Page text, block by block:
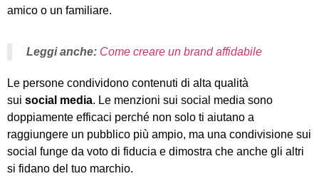
amico o un familiare.
Leggi anche: Come creare un brand affidabile
Le persone condividono contenuti di alta qualità
sui social media. Le menzioni sui social media sono
doppiamente efficaci perché non solo ti aiutano a
raggiungere un pubblico più ampio, ma una condivisione sui
social funge da voto di fiducia e dimostra che anche gli altri
si fidano del tuo marchio.